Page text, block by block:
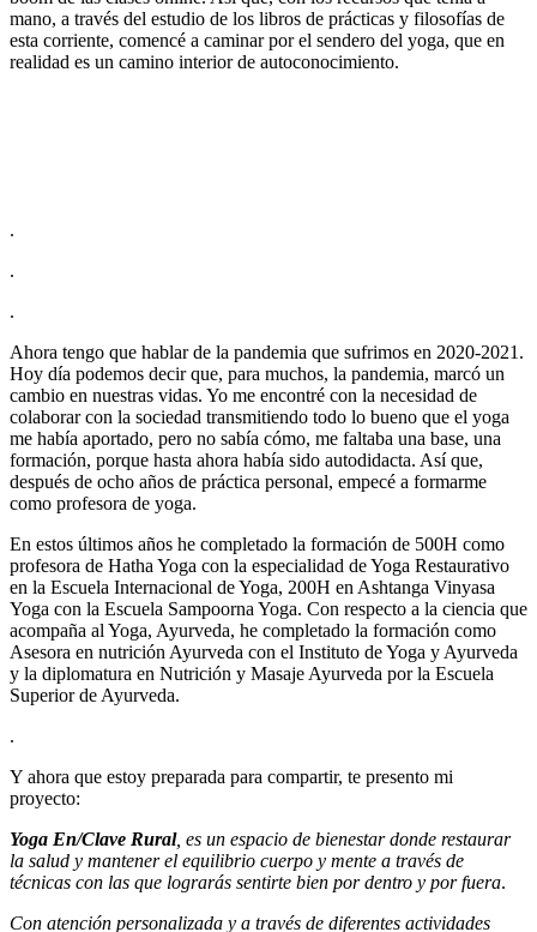
mano, a través del estudio de los libros de prácticas y filosofías de
esta corriente, comencé a caminar por el sendero del yoga, que en
realidad es un camino interior de autoconocimiento.
.
.
.
Ahora tengo que hablar de la pandemia que sufrimos en 2020-2021.
Hoy día podemos decir que, para muchos, la pandemia, marcó un
cambio en nuestras vidas. Yo me encontré con la necesidad de
colaborar con la sociedad transmitiendo todo lo bueno que el yoga
me había aportado, pero no sabía cómo, me faltaba una base, una
formación, porque hasta ahora había sido autodidacta. Así que,
después de ocho años de práctica personal, empecé a formarme
como profesora de yoga.
En estos últimos años he completado la formación de 500H como
profesora de Hatha Yoga con la especialidad de Yoga Restaurativo
en la Escuela Internacional de Yoga, 200H en Ashtanga Vinyasa
Yoga con la Escuela Sampoorna Yoga. Con respecto a la ciencia que
acompaña al Yoga, Ayurveda, he completado la formación como
Asesora en nutrición Ayurveda con el Instituto de Yoga y Ayurveda
y la diplomatura en Nutrición y Masaje Ayurveda por la Escuela
Superior de Ayurveda.
.
Y ahora que estoy preparada para compartir, te presento mi
proyecto:
Yoga En/Clave Rural, es un espacio de bienestar donde restaurar
la salud y mantener el equilibrio cuerpo y mente a través de
técnicas con las que lograrás sentirte bien por dentro y por fuera.
Con atención personalizada y a través de diferentes actividades